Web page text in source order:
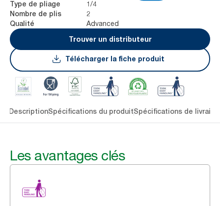
Type de pliage 1/4
Nombre de plis 2
Qualité
Advanced
Trouver un distributeur
Télécharger la fiche produit
DescriptionSpécifications du produitSpécifications de
Les avantages clés